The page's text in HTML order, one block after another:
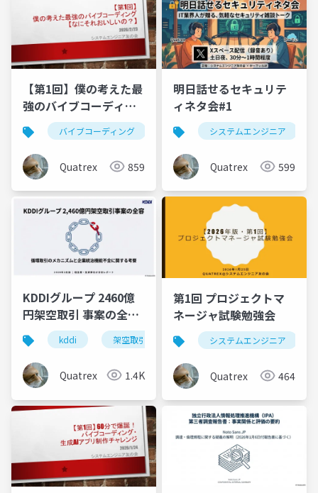
【第1回】僕の考えた最
強のバイブコーディン
グ
バイブコーディング claude code
Quatrex 859
明日話せるセキュリテ
ィネタ会#1
システムエンジニア
Quatrex 599
KDDIグループ 2460億
円架空取引 事案の全容
分析
kddi 架空取引 循環取引
Quatrex 1.4K
第1回 プロジェクトマ
ネージャ試験勉強会
システムエンジニア
Quatrex 464